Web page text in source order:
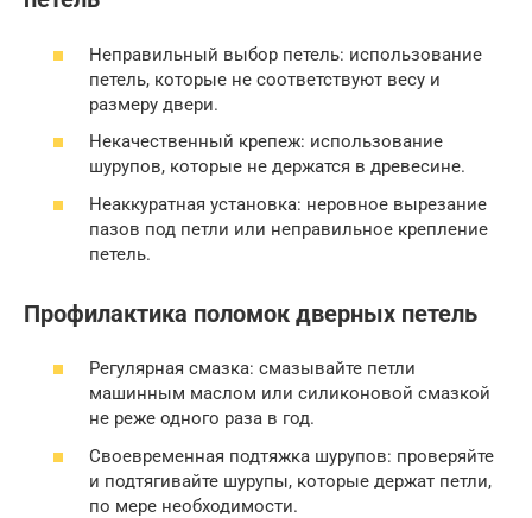
Неправильный выбор петель: использование
петель, которые не соответствуют весу и
размеру двери.
Некачественный крепеж: использование
шурупов, которые не держатся в древесине.
Неаккуратная установка: неровное вырезание
пазов под петли или неправильное крепление
петель.
Профилактика поломок дверных петель
Регулярная смазка: смазывайте петли
машинным маслом или силиконовой смазкой
не реже одного раза в год.
Своевременная подтяжка шурупов: проверяйте
и подтягивайте шурупы, которые держат петли,
по мере необходимости.